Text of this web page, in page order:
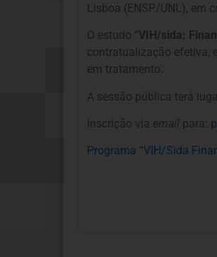
Lisboa (ENSP/UNL), em
O estudo “VIH/sida:
contratualização efetiva,
em tratamento.
A sessão pública terá
Inscrição via email para:
Programa “VIH/Sida